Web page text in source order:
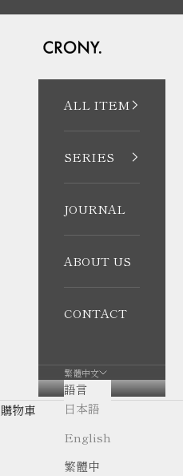
CRONY. ONLINE
ALL ITEM
SERIES
JOURNAL
ABOUT US
CONTACT
繁體中文
語言
日本語
English
繁體中
購物車